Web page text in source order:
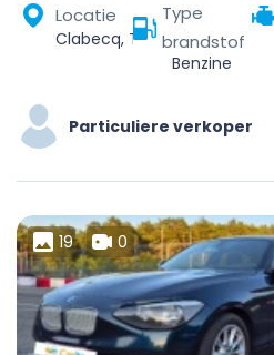
Locatie
Clabecq, Tubize, Nivelles, Brabant wallon, Wallonie, Belgique
Type
brandstof
Benzine
Particuliere verkoper
19 0